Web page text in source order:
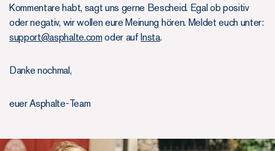
Kommentare habt, sagt uns gerne Bescheid. Egal ob positiv
oder negativ, wir wollen eure Meinung hören. Meldet euch unter:
support@asphalte.comoder auf Insta.
Danke nochmal,
euer Asphalte-Team